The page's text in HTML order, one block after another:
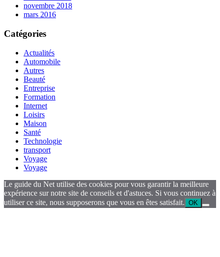
novembre 2018
mars 2016
Catégories
Actualités
Automobile
Autres
Beauté
Entreprise
Formation
Internet
Loisirs
Maison
Santé
Technologie
transport
Voyage
Voyage
Le guide du Net utilise des cookies pour vous garantir la meilleure
expérience sur notre site de conseils et d'astuces. Si vous continuez à
utiliser ce site, nous supposerons que vous en êtes satisfait. OK